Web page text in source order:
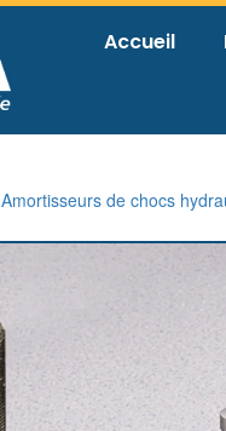
Accueil
Amortisseurs de chocs